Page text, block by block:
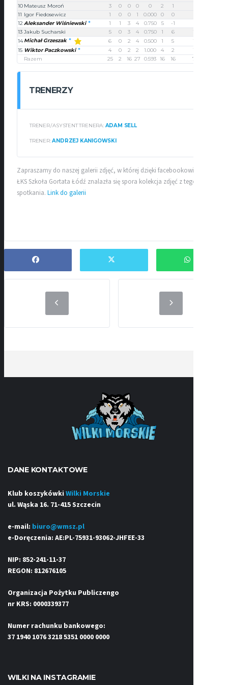
10 Mateusz Moroń 3 0 0 0 0 2 1
11 Igor Fiedosewicz 1 0 0 1 0.000 0 0
12Aleksander Wiśniewski 1 1 3 4 0.750 5 -1
13 Jakub Sucharski 5 0 3 4 0.750 1 6
13
14 Michał Grzeszak 6 0 2 4 0.500 1 5
14
15 Wiktor Paczkowski 4 0 2 2 1.000 4 2
10
Razem
25 2 16 27 0.593 16 16 72
TRENERZY
TRENER/ASYSTENT TRENERA: ADAM SELL
TRENER:ANDRZEJ KANIGOWSKI
Zapraszamy do naszej galerii zdjęć, w której dzięki facebookowi klubu
ŁKS Szkoła Gortata Łódź znalazła się spora kolekcja zdjęć z tego
spotkania. Link do galerii
DANE KONTAKTOWE
Klub koszykówki Wilki Morskie
ul. Wąska 16. 71-415 Szczecin
e-mail: biuro@wmsz.pl
e-Doręczenia: AE:PL-75931-93062-JHFEE-33
NIP: 852-241-11-37
REGON: 812676105
Organizacja Pożytku Publiczengo
nr KRS: 0000339377
Numer rachunku bankowego:
37 1940 1076 3218 5351 0000 0000
WILKI NA INSTAGRAMIE